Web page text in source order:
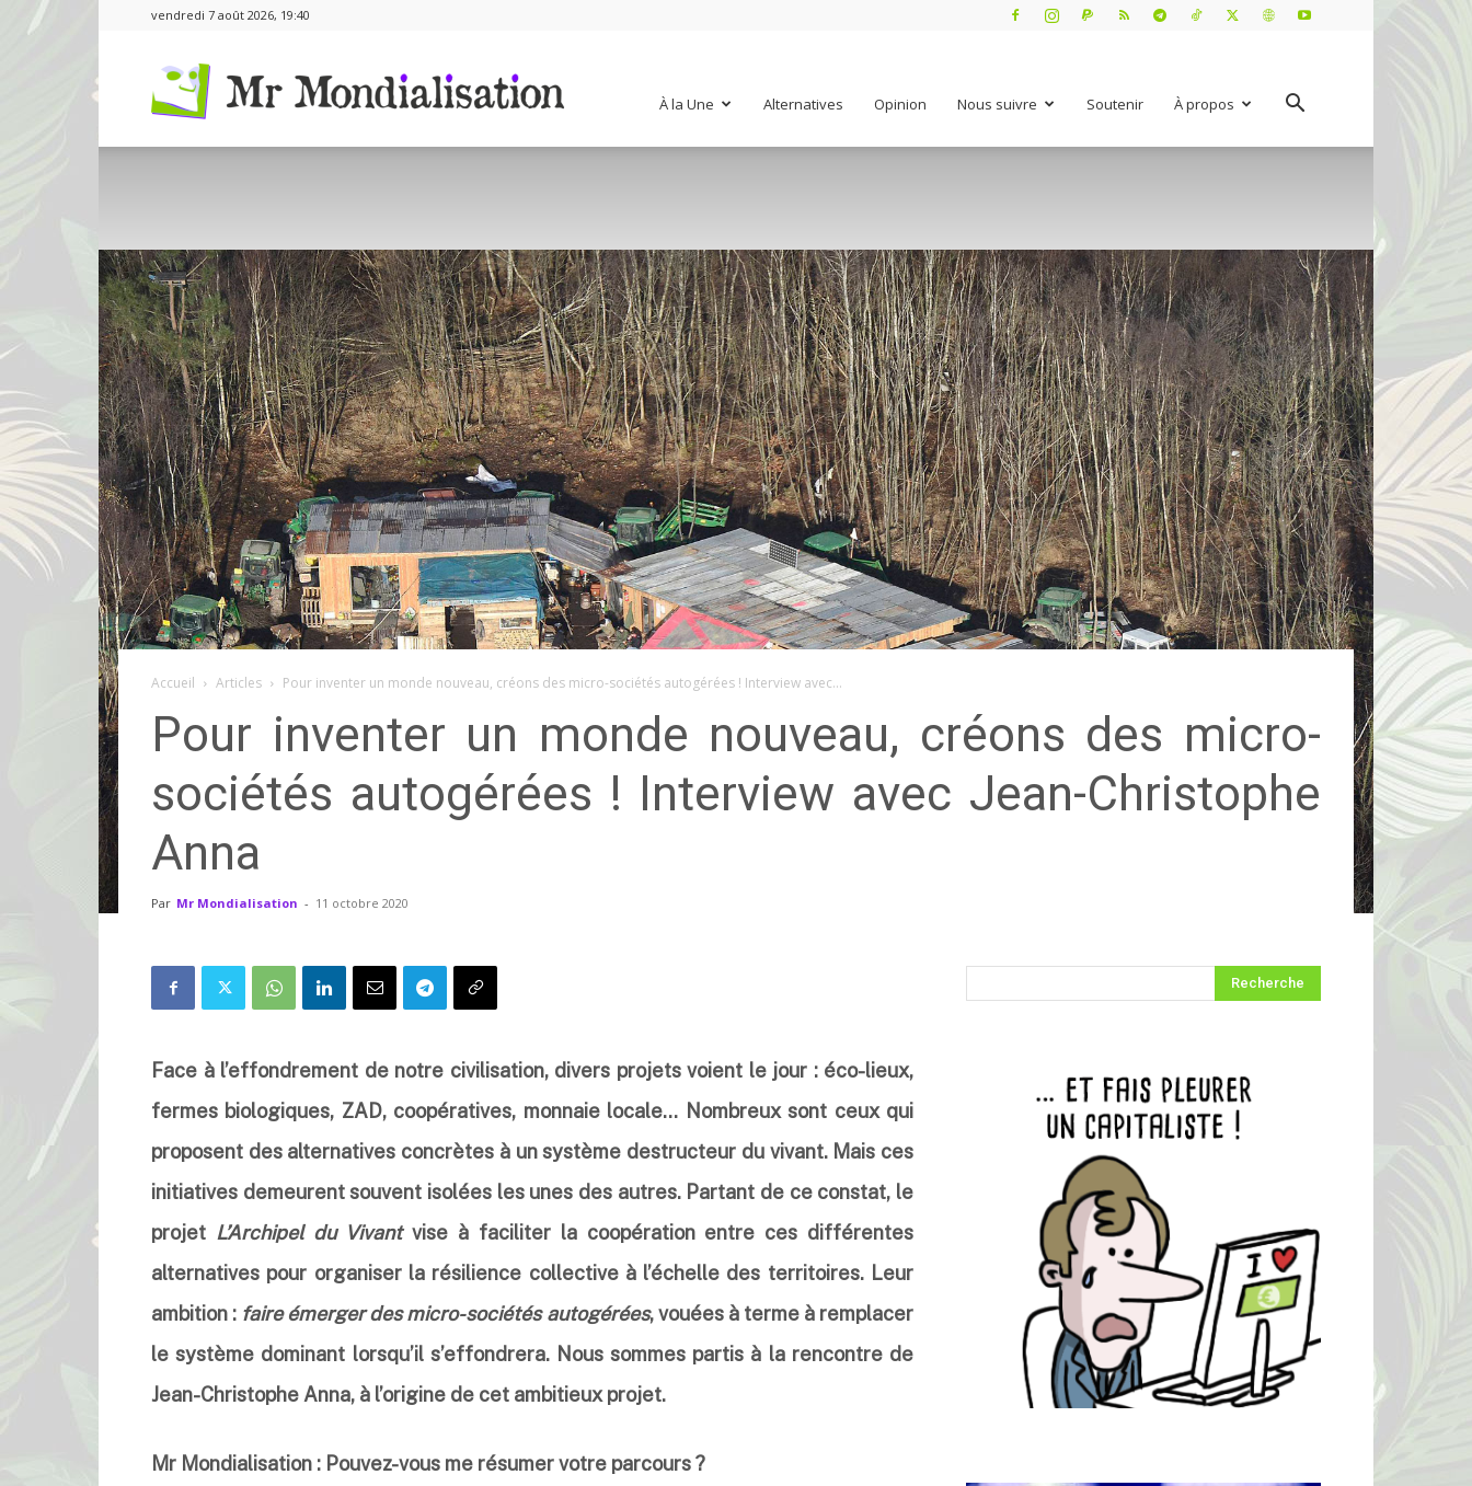
vendredi 7 août 2026, 19:40
À la Une Alternatives Opinion Nous suivre Soutenir À propos
Accueil Articles Pour inventer un monde nouveau, créons des micro-sociétés autogérées ! Interview avec...
Pour inventer un monde nouveau, créons des micro-
sociétés autogérées ! Interview avec Jean-Christophe
Anna
Par Mr Mondialisation - 11 octobre 2020
Face à l’effondrement de notre civilisation, divers projets voient le jour : éco-lieux,
fermes biologiques, ZAD, coopératives, monnaie locale… Nombreux sont ceux qui
proposent des alternatives concrètes à un système destructeur du vivant. Mais ces
initiatives demeurent souvent isolées les unes des autres. Partant de ce constat, le
projet L’Archipel du Vivantvise à faciliter la coopération entre ces différentes
alternatives pour organiser la résilience collective à l’échelle des territoires. Leur
ambition : faire émergerdes micro-sociétés autogérées, vouées à terme à remplacer
le système dominant lorsqu’il s’effondrera. Nous sommes partis à la rencontre de
Jean-Christophe Anna, à l’origine de cet ambitieux projet.
Mr Mondialisation : Pouvez-vous me résumer votre parcours ?